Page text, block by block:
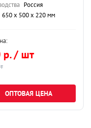
Россия
650 х 500 х 220 мм
р. / шт
ОПТОВАЯ ЦЕНА